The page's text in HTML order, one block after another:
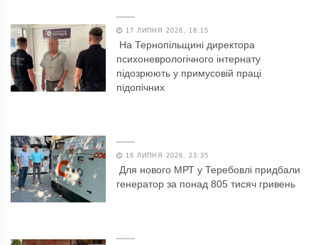
17 ЛИПНЯ 2026, 18:15
На Тернопільщині директора
психоневрологічного інтернату
підозрюють у примусовій праці
підопічних
16 ЛИПНЯ 2026, 23:35
Для нового МРТ у Теребовлі придбали
генератор за понад 805 тисяч гривень